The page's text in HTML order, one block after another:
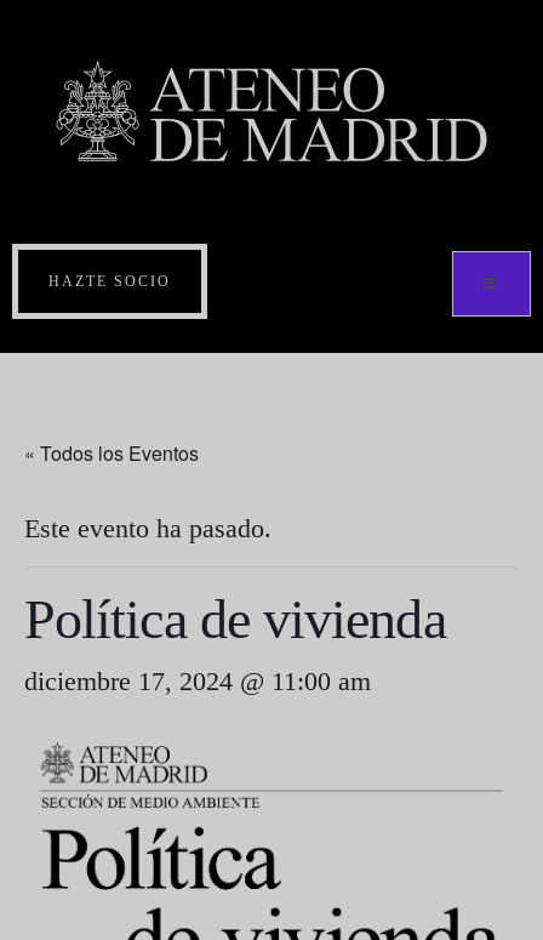
HAZTE SOCIO
« Todos los Eventos
Este evento ha pasado.
Política de vivienda
diciembre 17, 2024 @ 11:00 am